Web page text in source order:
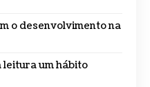
o desenvolvimento na
leitura um hábito